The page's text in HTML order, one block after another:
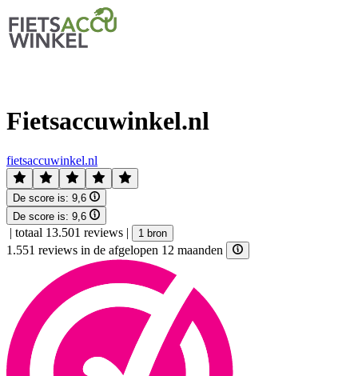
Fietsaccuwinkel.nl
fietsaccuwinkel.nl
De score is: 9,6
De score is: 9,6
| totaal 13.501 reviews | 1 bron
1.551 reviews in de afgelopen 12 maanden